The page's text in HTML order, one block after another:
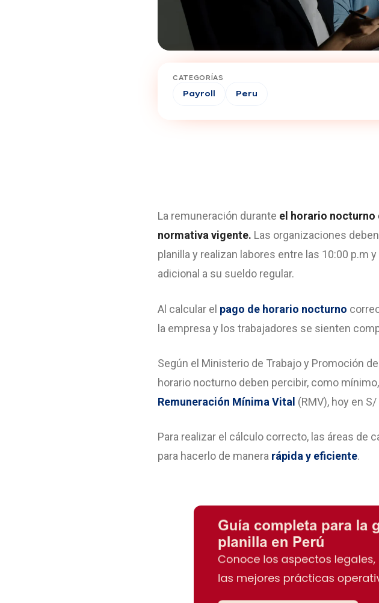
CATEGORÍAS
Payroll Peru
La remuneración durante el horario nocturno
normativa vigente. Las organizaciones
planilla y realizan labores entre las 10:00 p.m
adicional a su sueldo regular.
Al calcular el pago de horario nocturno
la empresa y los trabajadores se sienten
Según el Ministerio de Trabajo y Promoción
horario nocturno deben percibir, como
Remuneración Mínima Vital (RMV), hoy en
Para realizar el cálculo correcto, las áreas de
para hacerlo de manera rápida y eficiente.